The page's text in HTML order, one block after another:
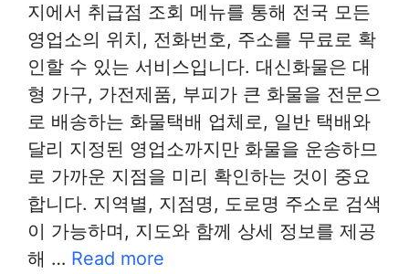
지에서 취급점 조회 메뉴를 통해 전국 모든
영업소의 위치, 전화번호, 주소를 무료로 확
인할 수 있는 서비스입니다. 대신화물은 대
형 가구, 가전제품, 부피가 큰 화물을 전문으
로 배송하는 화물택배 업체로, 일반 택배와
달리 지정된 영업소까지만 화물을 운송하므
로 가까운 지점을 미리 확인하는 것이 중요
합니다. 지역별, 지점명, 도로명 주소로 검색
이 가능하며, 지도와 함께 상세 정보를 제공
해 … Read more